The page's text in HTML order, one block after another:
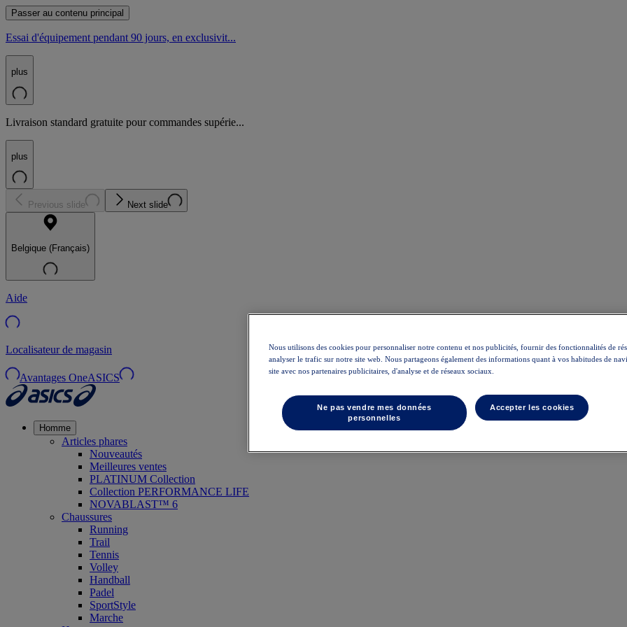
Passer au contenu principal
Essai d'équipement pendant 90 jours, en exclusivit...
plus
Livraison standard gratuite pour commandes supérie...
plus
Previous slide Next slide
Belgique (Français)
Aide
Localisateur de magasin
Avantages OneASICS
Homme
Articles phares
Nouveautés
Meilleures ventes
PLATINUM Collection
Collection PERFORMANCE LIFE
NOVABLAST™ 6
Chaussures
Running
Trail
Tennis
Volley
Handball
Padel
SportStyle
Marche
Nous utilisons des cookies pour personnaliser notre contenu et nos publicités, fournir des fonctionnalités de
analyser le trafic sur notre site web. Nous partageons également des informations quant à vos habitudes de
site avec nos partenaires publicitaires, d'analyse et de réseaux sociaux.
Ne pas vendre mes données
personnelles
Accepter les cookies